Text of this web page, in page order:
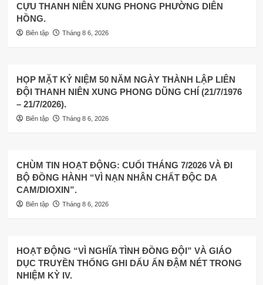
CỰU THANH NIÊN XUNG PHONG PHƯỜNG DIÊN
HỒNG.
Biên tập Tháng 8 6, 2026
HỌP MẶT KỶ NIỆM 50 NĂM NGÀY THÀNH LẬP LIÊN
ĐỘI THANH NIÊN XUNG PHONG DŨNG CHÍ (21/7/1976
– 21/7/2026).
Biên tập Tháng 8 6, 2026
CHÙM TIN HOẠT ĐỘNG: CUỐI THÁNG 7/2026 VÀ ĐI
BỘ ĐỒNG HÀNH “VÌ NẠN NHÂN CHẤT ĐỘC DA
CAM/DIOXIN”.
Biên tập Tháng 8 6, 2026
HOẠT ĐỘNG “VÌ NGHĨA TÌNH ĐỒNG ĐỘI” VÀ GIÁO
DỤC TRUYỀN THỐNG GHI DẤU ẤN ĐẬM NÉT TRONG
NHIỆM KỲ IV.